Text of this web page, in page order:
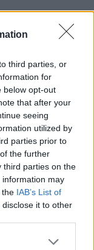
third parties, or
for
below opt-out
that after your
seeing
utilized by
parties prior to
the further
third parties on the
information may
the IAB’s List of
it to other
desfășurat după
transmite clar
definitivă
în justiție a
după
decât o
o fugă.